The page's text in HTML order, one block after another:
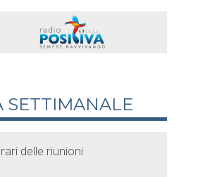
SETTIMANALE
delle riunioni